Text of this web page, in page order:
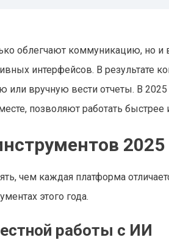
облегчают коммуникацию, но и
интерфейсов. В результате
или вручную вести отчеты. В
позволяют работать быстрее
2025
чем каждая платформа
этого года.
работы с ИИ